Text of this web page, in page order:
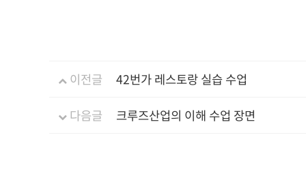
이전글 42번가 레스토랑 실습 수업
다음글 크루즈산업의 이해 수업 장면